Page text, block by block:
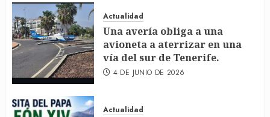
Actualidad
Una avería obliga a una
avioneta a aterrizar en una
vía del sur de Tenerife.
4 DE JUNIO DE 2026
Actualidad